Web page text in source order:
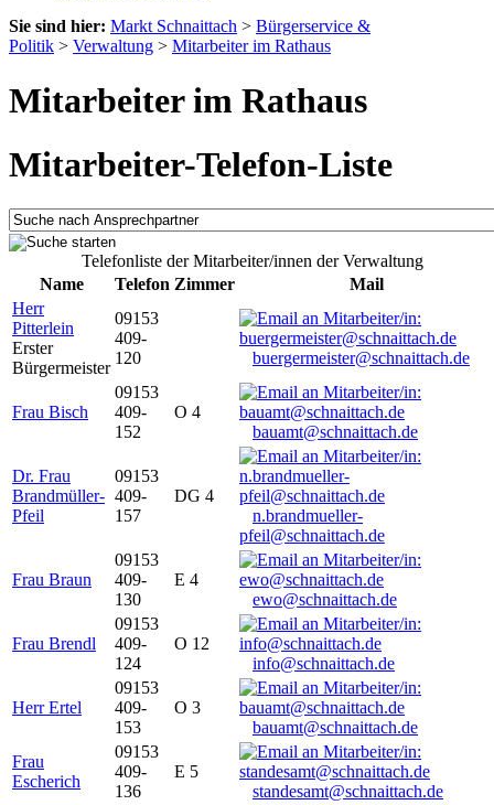
Sie sind hier: Markt Schnaittach > Bürgerservice &
Politik > Verwaltung > Mitarbeiter im Rathaus
Mitarbeiter im Rathaus
Mitarbeiter-Telefon-Liste
Telefonliste der Mitarbeiter/innen der Verwaltung
Name
Telefon Zimmer
Mail
Herr
Pitterlein
Erster
Bürgermeister
09153
409-
120
buergermeister@schnaittach.de
Frau Bisch
09153
409-
152
O 4
bauamt@schnaittach.de
Dr. Frau
Brandmüller-
Pfeil
09153
409-
157
DG 4
n.brandmueller-
pfeil@schnaittach.de
Frau Braun
09153
409-
130
E 4
ewo@schnaittach.de
Frau Brendl
09153
409-
124
O 12
info@schnaittach.de
Herr Ertel
09153
409-
153
O 3
bauamt@schnaittach.de
Frau
Escherich
09153
409-
136
E 5
standesamt@schnaittach.de